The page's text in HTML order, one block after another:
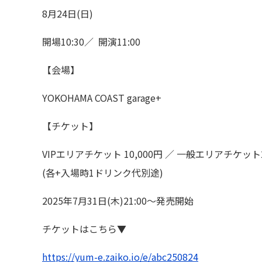
8月24日(日)
開場10:30／ 開演11:00
【会場】
YOKOHAMA COAST garage+
【チケット】
VIPエリアチケット 10,000円 ／ 一般エリアチケッ
(各+入場時1ドリンク代別途)
2025年7月31日(木)21:00〜発売開始
チケットはこちら▼
https://yum-e.zaiko.io/e/abc250824